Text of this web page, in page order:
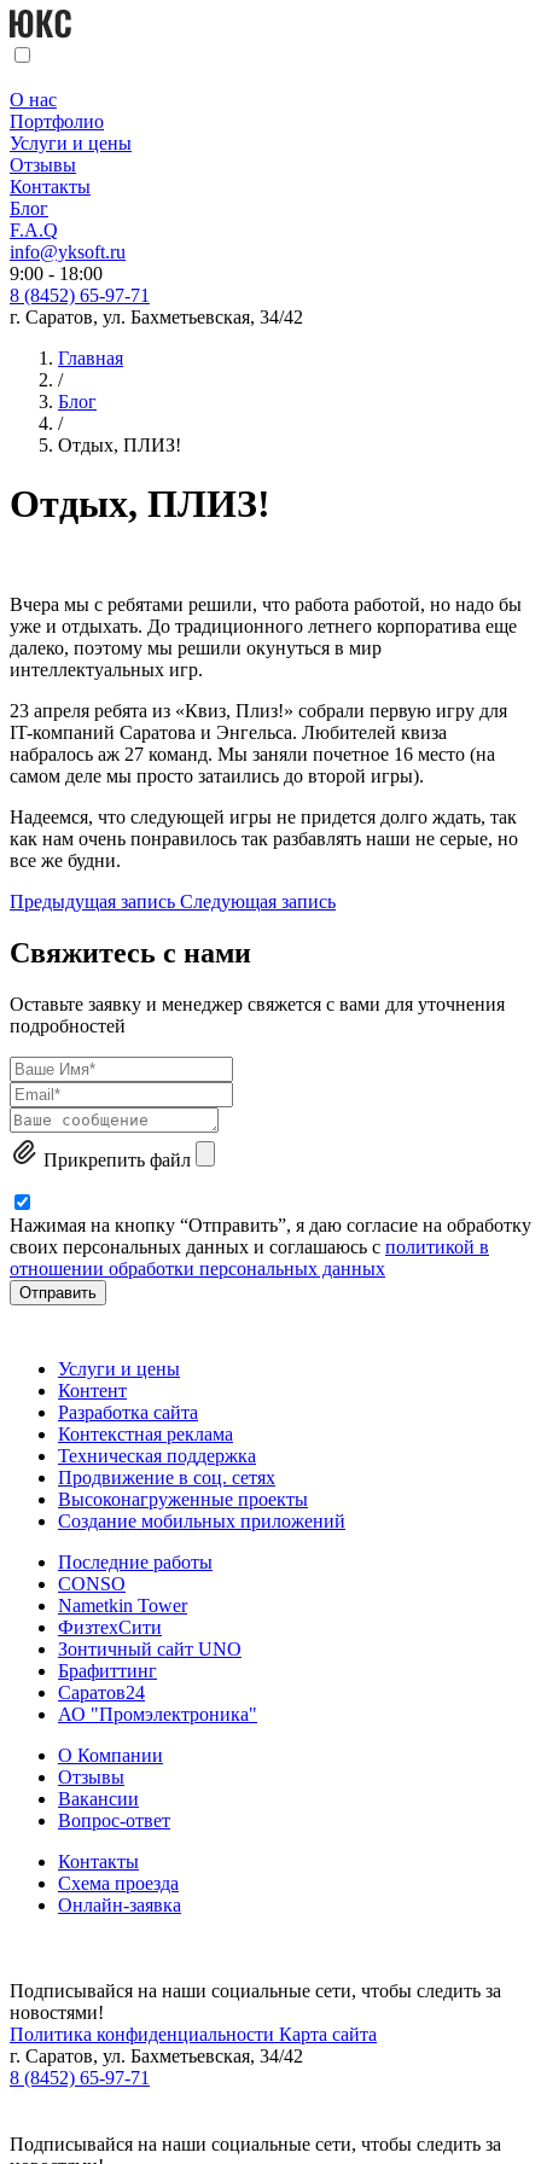
О нас
Портфолио
Услуги и цены
Отзывы
Контакты
Блог
F.A.Q
info@yksoft.ru
9:00 - 18:00
8 (8452) 65-97-71
г. Саратов, ул. Бахметьевская, 34/42
Главная
/
Блог
/
Отдых, ПЛИЗ!
Отдых, ПЛИЗ!
Вчера мы с ребятами решили, что работа работой, но надо бы
уже и отдыхать. До традиционного летнего корпоратива еще
далеко, поэтому мы решили окунуться в мир
интеллектуальных игр.
23 апреля ребята из «Квиз, Плиз!» собрали первую игру для
IT-компаний Саратова и Энгельса. Любителей квиза
набралось аж 27 команд. Мы заняли почетное 16 место (на
самом деле мы просто затаились до второй игры).
Надеемся, что следующей игры не придется долго ждать, так
как нам очень понравилось так разбавлять наши не серые, но
все же будни.
Предыдущая запись Следующая запись
Свяжитесь с нами
Оставьте заявку и менеджер свяжется с вами для уточнения
подробностей
Прикрепить файл
Нажимая на кнопку “Отправить”, я даю согласие на обработку
своих персональных данных и соглашаюсь с политикой в
отношении обработки персональных данных
Отправить
Услуги и цены
Контент
Разработка сайта
Контекстная реклама
Техническая поддержка
Продвижение в соц. сетях
Высоконагруженные проекты
Создание мобильных приложений
Последние работы
CONSO
Nametkin Tower
ФизтехСити
Зонтичный сайт UNO
Брафиттинг
Саратов24
АО "Промэлектроника"
О Компании
Отзывы
Вакансии
Вопрос-ответ
Контакты
Схема проезда
Онлайн-заявка
Подписывайся на наши социальные сети, чтобы следить за
новостями!
Политика конфиденциальности Карта сайта
г. Саратов, ул. Бахметьевская, 34/42
8 (8452) 65-97-71
Подписывайся на наши социальные сети, чтобы следить за